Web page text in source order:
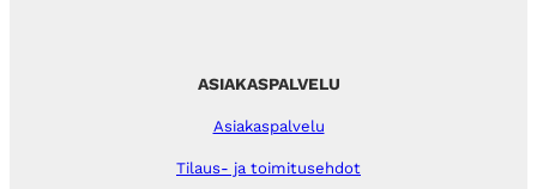
ASIAKASPALVELU
Asiakaspalvelu
Tilaus- ja toimitusehdot